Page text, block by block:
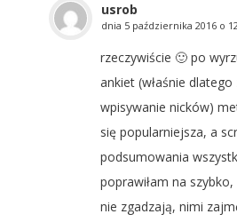
usrob
dnia 5 października 2016 o
rzeczywiście 🙂 po
ankiet (właśnie
wpisywanie nicków)
się popularniejsza, a
podsumowania
poprawiłam na
nie zgadzają, nimi